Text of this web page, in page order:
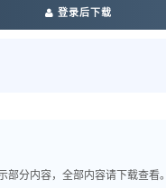
登录后下载
部分内容，全部内容请下载查看。